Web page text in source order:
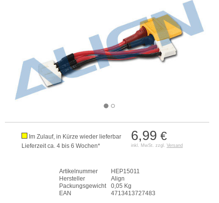
6,99 €
inkl. MwSt. zzgl. Versand
Im Zulauf, in Kürze wieder lieferbar
Lieferzeit ca. 4 bis 6 Wochen*
Artikelnummer
HEP15011
Hersteller
Align
Packungsgewicht
0,05 Kg
EAN
4713413727483